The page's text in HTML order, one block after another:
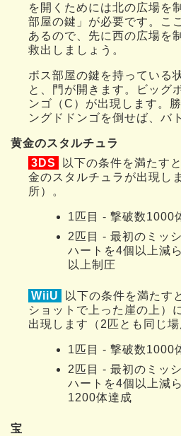
を開くためには北の広場を
部屋の鍵」が必要です。こ
あるので、先に西の広場を
救出しましょう。
ボス部屋の鍵を持っている
と、門が開きます。ビッグ
ンゴ（C）が出現します。
ングドドンゴを倒せば、バ
黄金のスタルチュラ
3DS
以下の条件を満たす
金のスタルチュラが出現し
所）。
1匹目 - 撃破数1000
2匹目 - 最初のミッ
ハートを4個以上減
以上制圧
WiiU
以下の条件を満たす
ショットで上った崖の上）
出現します（2匹とも同じ場
1匹目 - 撃破数1000
2匹目 - 最初のミッ
ハートを4個以上減
1200体達成
宝